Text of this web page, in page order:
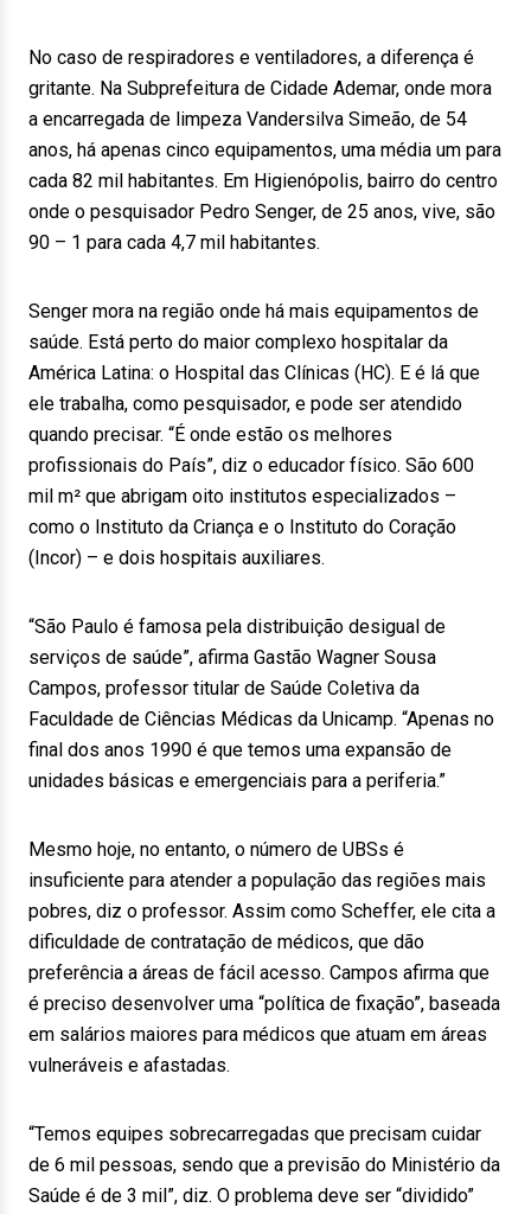
No caso de respiradores e ventiladores, a diferença é
gritante. Na Subprefeitura de Cidade Ademar, onde mora
a encarregada de limpeza Vandersilva Simeão, de 54
anos, há apenas cinco equipamentos, uma média um para
cada 82 mil habitantes. Em Higienópolis, bairro do centro
onde o pesquisador Pedro Senger, de 25 anos, vive, são
90 – 1 para cada 4,7 mil habitantes.
Senger mora na região onde há mais equipamentos de
saúde. Está perto do maior complexo hospitalar da
América Latina: o Hospital das Clínicas (HC). E é lá que
ele trabalha, como pesquisador, e pode ser atendido
quando precisar. “É onde estão os melhores
profissionais do País”, diz o educador físico. São 600
mil m² que abrigam oito institutos especializados –
como o Instituto da Criança e o Instituto do Coração
(Incor) – e dois hospitais auxiliares.
“São Paulo é famosa pela distribuição desigual de
serviços de saúde”, afirma Gastão Wagner Sousa
Campos, professor titular de Saúde Coletiva da
Faculdade de Ciências Médicas da Unicamp. “Apenas no
final dos anos 1990 é que temos uma expansão de
unidades básicas e emergenciais para a periferia.”
Mesmo hoje, no entanto, o número de UBSs é
insuficiente para atender a população das regiões mais
pobres, diz o professor. Assim como Scheffer, ele cita a
dificuldade de contratação de médicos, que dão
preferência a áreas de fácil acesso. Campos afirma que
é preciso desenvolver uma “política de fixação”, baseada
em salários maiores para médicos que atuam em áreas
vulneráveis e afastadas.
“Temos equipes sobrecarregadas que precisam cuidar
de 6 mil pessoas, sendo que a previsão do Ministério da
Saúde é de 3 mil”, diz. O problema deve ser “dividido”